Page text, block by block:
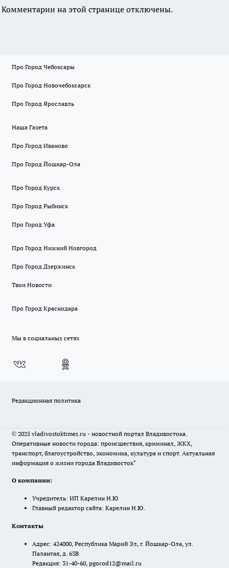
Комментарии на этой странице отключены.
Про Город Чебоксары
Про Город Новочебоксарск
Про Город Ярославль
Наша Газета
Про Город Иваново
Про Город Йошкар-Ола
Про Город Курск
Про Город Рыбинск
Про Город Уфа
Про Город Нижний Новгород
Про Город Дзержинск
Твои Новости
Про Город Краснодара
Мы в социальных сетях
Редакционная политика
© 2025 vladivostoktimes.ru - новостной портал Владивостока.
Оперативные новости города: происшествия, криминал, ЖКХ,
транспорт, благоустройство, экономика, культура и спорт. Актуальная
информация о жизни города Владивосток"
О компании:
Учредитель: ИП Карелин Н.Ю
Главный редактор сайта: Карелин Н.Ю.
Контакты
Адрес: 424000, Республика Марий Эл, г. Йошкар-Ола, ул.
Палантая, д. 63В
Редакция: 31-40-60, pgorod12@mail.ru